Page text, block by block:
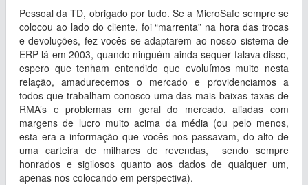
Pessoal da TD, obrigado por tudo. Se a MicroSafe sempre se
colocou ao lado do cliente, foi “marrenta” na hora das trocas
e devoluções, fez vocês se adaptarem ao nosso sistema de
ERP lá em 2003, quando ninguém ainda sequer falava disso,
espero que tenham entendido que evoluímos muito nesta
relação, amadurecemos o mercado e providenciamos a
todos que trabalham conosco uma das mais baixas taxas de
RMA’s e problemas em geral do mercado, aliadas com
margens de lucro muito acima da média (ou pelo menos,
esta era a informação que vocês nos passavam, do alto de
uma carteira de milhares de revendas, sendo sempre
honrados e sigilosos quanto aos dados de qualquer um,
apenas nos colocando em perspectiva).